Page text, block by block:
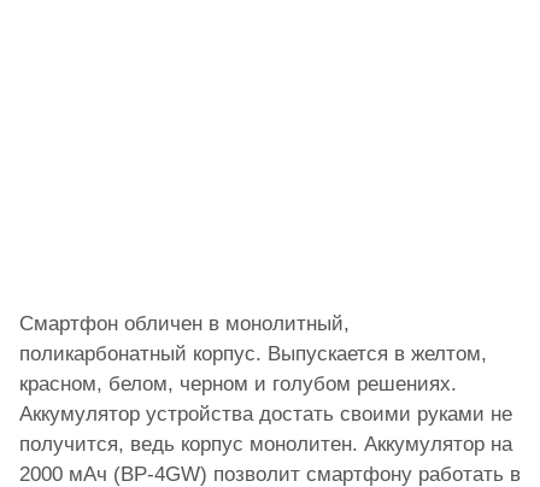
Смартфон обличен в монолитный,
поликарбонатный корпус. Выпускается в желтом,
красном, белом, черном и голубом решениях.
Аккумулятор устройства достать своими руками не
получится, ведь корпус монолитен. Аккумулятор на
2000 мАч (BP-4GW) позволит смартфону работать в